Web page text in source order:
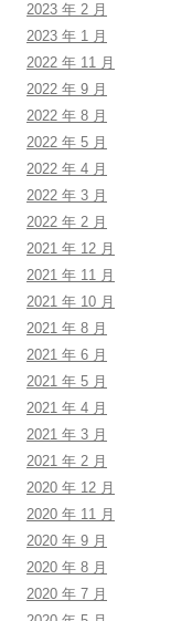
2023 年 2 月
2023 年 1 月
2022 年 11 月
2022 年 9 月
2022 年 8 月
2022 年 5 月
2022 年 4 月
2022 年 3 月
2022 年 2 月
2021 年 12 月
2021 年 11 月
2021 年 10 月
2021 年 8 月
2021 年 6 月
2021 年 5 月
2021 年 4 月
2021 年 3 月
2021 年 2 月
2020 年 12 月
2020 年 11 月
2020 年 9 月
2020 年 8 月
2020 年 7 月